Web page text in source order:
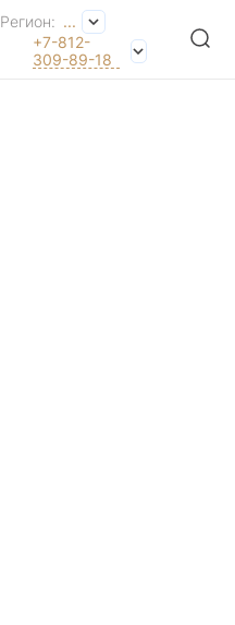
Регион: ...
+7-812-
309-89-18